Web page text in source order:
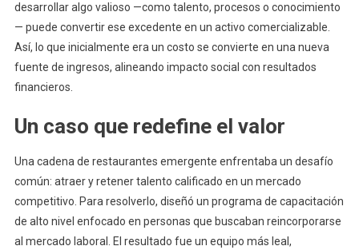
desarrollar algo valioso —como talento, procesos o conocimiento
— puede convertir ese excedente en un activo comercializable.
Así, lo que inicialmente era un costo se convierte en una nueva
fuente de ingresos, alineando impacto social con resultados
financieros.
Un caso que redefine el valor
Una cadena de restaurantes emergente enfrentaba un desafío
común: atraer y retener talento calificado en un mercado
competitivo. Para resolverlo, diseñó un programa de capacitación
de alto nivel enfocado en personas que buscaban reincorporarse
al mercado laboral. El resultado fue un equipo más leal,